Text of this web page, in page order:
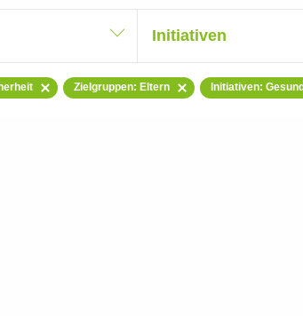
Initiativen
Zielgruppen: Eltern Initiativen: